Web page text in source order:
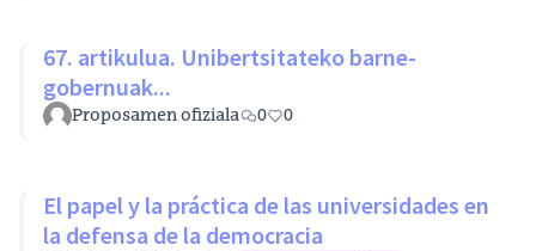
67. artikulua. Unibertsitateko barne-
gobernuak...
Proposamen ofiziala 0 0
El papel y la práctica de las universidades en
la defensa de la democracia